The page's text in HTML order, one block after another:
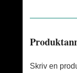
Skriv en